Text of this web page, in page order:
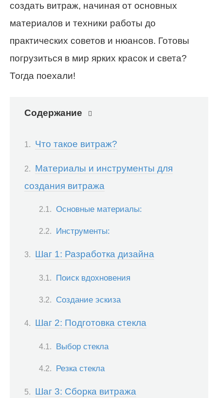
создать витраж, начиная от основных
материалов и техники работы до
практических советов и нюансов. Готовы
погрузиться в мир ярких красок и света?
Тогда поехали!
Содержание
Что такое витраж?
Материалы и инструменты для
создания витража
Основные материалы:
Инструменты:
Шаг 1: Разработка дизайна
Поиск вдохновения
Создание эскиза
Шаг 2: Подготовка стекла
Выбор стекла
Резка стекла
Шаг 3: Сборка витража